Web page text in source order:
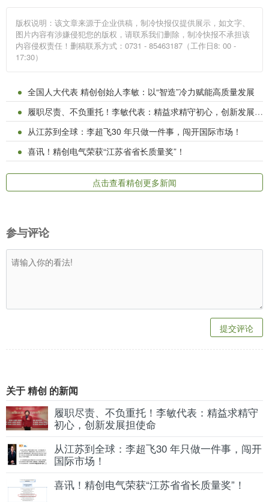
版权说明：该文章来源于企业供稿，制冷快报仅提供展示，如文字、
图片内容有涉嫌侵犯您的版权，请联系我们删除，制冷快报不承担该
内容侵权责任！删稿联系方式：0731 - 85463187（工作日8: 00 -
17:30）
全国人大代表 精创创始人李敏：以“智造”冷力赋能高质量发展
履职尽责、不负重托！李敏代表：精益求精守初心，创新发展担使命
从江苏到全球：李超飞30 年只做一件事，闯开国际市场！
喜讯！精创电气荣获“江苏省省长质量奖”！
点击查看精创更多新闻
参与评论
提交评论
关于 精创 的新闻
履职尽责、不负重托！李敏代表：精益求精守
初心，创新发展担使命
从江苏到全球：李超飞30 年只做一件事，闯开
国际市场！
喜讯！精创电气荣获“江苏省省长质量奖”！